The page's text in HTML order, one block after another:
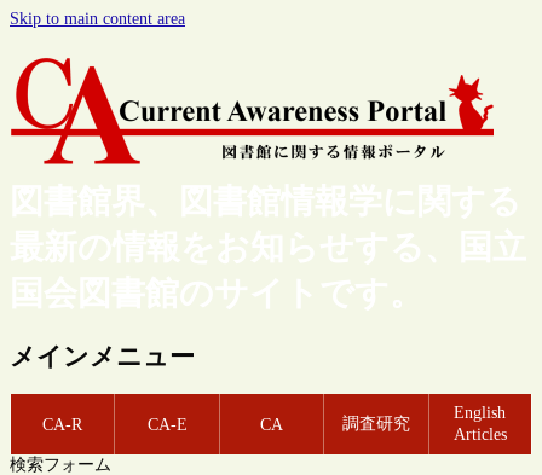
Skip to main content area
図書館界、図書館情報学に関する
最新の情報をお知らせする、国立
国会図書館のサイトです。
メインメニュー
CA-R CA-E CA 調査研究
English
Articles
検索フォーム